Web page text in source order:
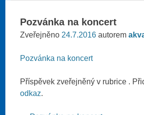
Pozvánka na koncert
Zveřejněno 24.7.2016 autorem
Pozvánka na koncert
Příspěvek zveřejněný v rubrice .
odkaz.